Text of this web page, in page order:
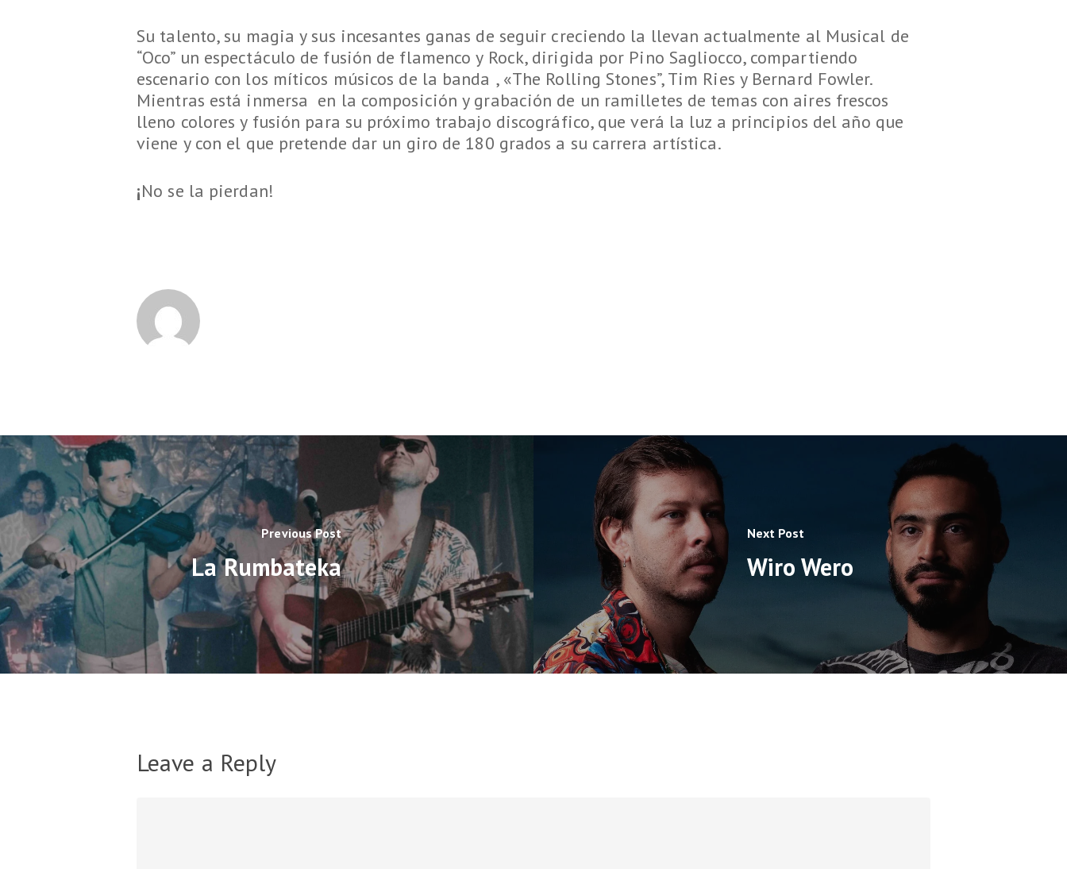
Su talento, su magia y sus incesantes ganas de seguir creciendo la llevan actualmente al Musical de
“Oco” un espectáculo de fusión de flamenco y Rock, dirigida por Pino Sagliocco, compartiendo
escenario con los míticos músicos de la banda , «The Rolling Stones”, Tim Ries y Bernard Fowler.
Mientras está inmersa en la composición y grabación de un ramilletes de temas con aires frescos
lleno colores y fusión para su próximo trabajo discográfico, que verá la luz a principios del año que
viene y con el que pretende dar un giro de 180 grados a su carrera artística.
¡No se la pierdan!
Previous Post
La Rumbateka
Next Post
Wiro Wero
Leave a Reply